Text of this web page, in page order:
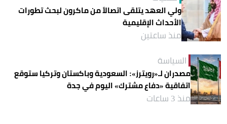
ولي العهد يتلقى اتصالاً من ماكرون لبحث تطورات
الأحداث الإقليمية
منذ ساعتين
السياسة
مصدران لـ«رويترز»: السعودية وباكستان وتركيا ستوقع
اتفاقية «دفاع مشترك» اليوم في جدة
منذ 3 ساعات